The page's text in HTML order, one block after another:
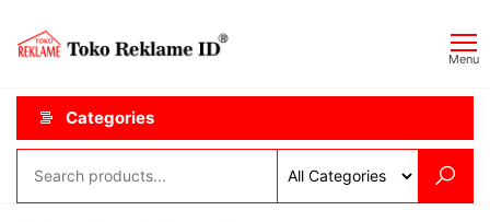
content
ID
Menu
Categories